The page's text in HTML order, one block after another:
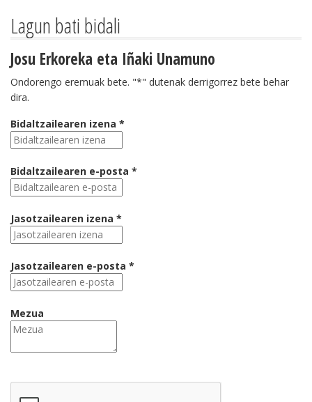
Lagun bati bidali
Josu Erkoreka eta Iñaki Unamuno
Ondorengo eremuak bete. "*" dutenak derrigorrez bete behar
dira.
Bidaltzailearen izena *
Bidaltzailearen e-posta *
Jasotzailearen izena *
Jasotzailearen e-posta *
Mezua